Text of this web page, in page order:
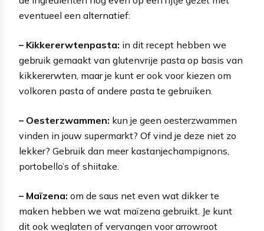
eventueel een alternatief:
– Kikkererwtenpasta: in dit recept hebben we
gebruik gemaakt van glutenvrije pasta op basis van
kikkererwten, maar je kunt er ook voor kiezen om
volkoren pasta of andere pasta te gebruiken.
– Oesterzwammen: kun je geen oesterzwammen
vinden in jouw supermarkt? Of vind je deze niet zo
lekker? Gebruik dan meer kastanjechampignons,
portobello’s of shiitake.
– Maïzena: om de saus net even wat dikker te
maken hebben we wat maïzena gebruikt. Je kunt
dit ook weglaten of vervangen voor arrowroot